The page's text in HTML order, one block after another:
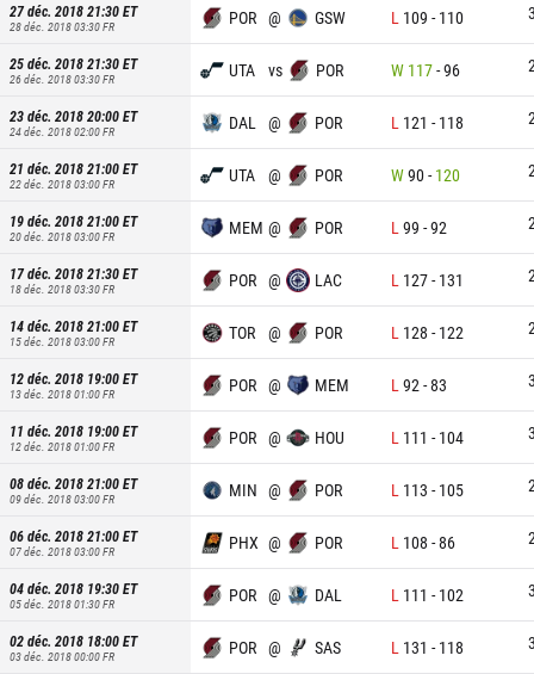
27 déc. 2018 21:30ET
28 déc. 2018 03:30FR POR @ GSW L 109 - 110
25 déc. 2018 21:30ET
26 déc. 2018 03:30FR UTA vs POR W 117-96
23 déc. 2018 20:00ET
24 déc. 2018 02:00FR DAL @ POR L 121 - 118
21 déc. 2018 21:00ET
22 déc. 2018 03:00FR UTA @ POR W90- 120
19 déc. 2018 21:00ET
20 déc. 2018 03:00FR MEM @ POR L 99 -92
17 déc. 2018 21:30ET
18 déc. 2018 03:30FR POR @ LAC L 127- 131
14 déc. 2018 21:00ET
15 déc. 2018 03:00FR TOR @ POR L 128 - 122
12 déc. 2018 19:00ET
13 déc. 2018 01:00FR POR @ MEM L 92 -83
11 déc. 2018 19:00ET
12 déc. 2018 01:00FR POR @ HOU L 111 - 104
08 déc. 2018 21:00ET
09 déc. 2018 03:00FR MIN @ POR L 113 - 105
06 déc. 2018 21:00ET
07 déc. 2018 03:00FR PHX @ POR L 108 -86
04 déc. 2018 19:30ET
05 déc. 2018 01:30FR POR @ DAL L 111 - 102
02 déc. 2018 18:00ET
03 déc. 2018 00:00FR POR @ SAS L 131 - 118